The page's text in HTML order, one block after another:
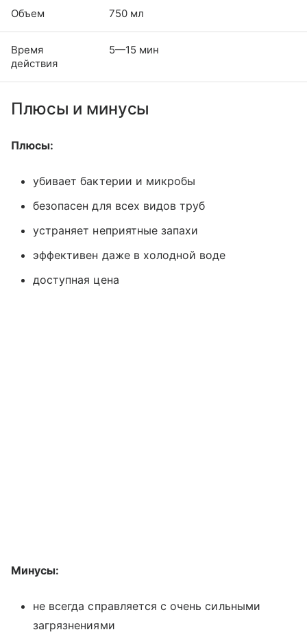
Объем 750 мл
Время
действия
5—15 мин
Плюсы и минусы
Плюсы:
убивает бактерии и микробы
безопасен для всех видов труб
устраняет неприятные запахи
эффективен даже в холодной воде
доступная цена
Минусы:
не всегда справляется с очень сильными
загрязнениями